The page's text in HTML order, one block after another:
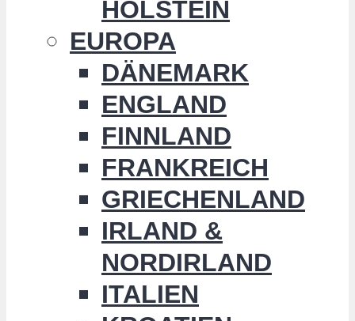
HOLSTEIN
EUROPA
DÄNEMARK
ENGLAND
FINNLAND
FRANKREICH
GRIECHENLAND
IRLAND &
NORDIRLAND
ITALIEN